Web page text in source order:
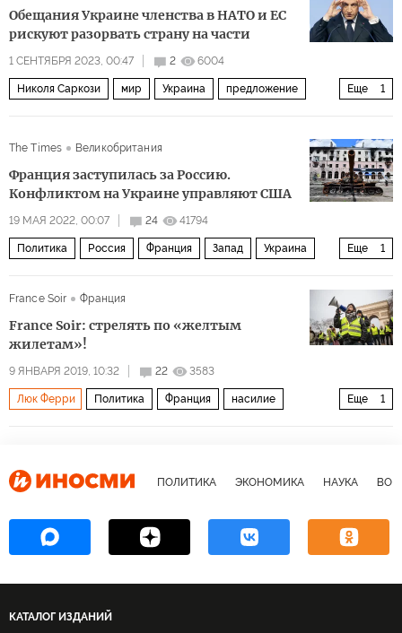
Обещания Украине членства в НАТО и ЕС
рискуют разорвать страну на части
1 СЕНТЯБРЯ 2023, 00:47 2 6004
Еще 1
Николя Саркози мир Украина предложение
The Times Великобритания
Франция заступилась за Россию.
Конфликтом на Украине управляют США
19 МАЯ 2022, 00:07 24 41794
Еще 1
Политика Россия Франция Запад Украина
France Soir
Франция
France Soir: стрелять по «желтым
жилетам»!
9 ЯНВАРЯ 2019, 10:32 22 3583
Еще 1
Люк Ферри Политика Франция насилие
ПОЛИТИКА ЭКОНОМИКА НАУКА
КАТАЛОГ ИЗДАНИЙ